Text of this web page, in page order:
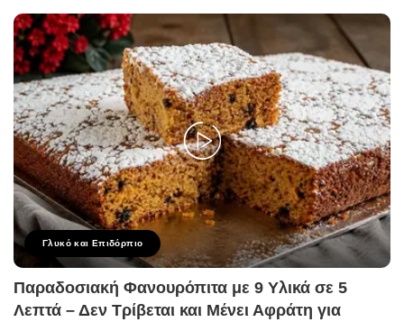
Γλυκό και Επιδόρπιο
Παραδοσιακή Φανουρόπιτα με 9 Υλικά σε 5
Λεπτά – Δεν Τρίβεται και Μένει Αφράτη για